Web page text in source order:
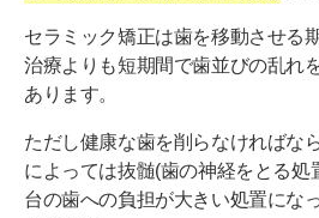
セラミック矯正は歯を移動させる
治療よりも短期間で歯並びの乱れ
あります。
ただし健康な歯を削らなければな
によっては抜髄(歯の神経をとる処
台の歯への負担が大きい処置にな